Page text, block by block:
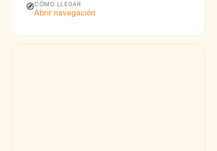
🧭CÓMO LLEGAR
Abrir navegación